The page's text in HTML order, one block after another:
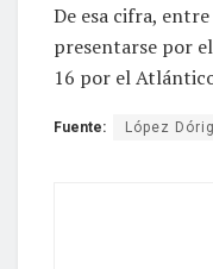
De esa cifra,
presentarse por
16 por el
Fuente: López